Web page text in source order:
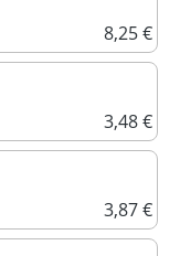
8,25 €
3,48 €
3,87 €